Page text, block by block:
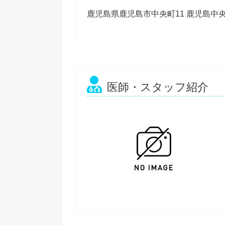
鹿児島県鹿児島市中央町11 鹿児島中
医師・スタッフ紹介